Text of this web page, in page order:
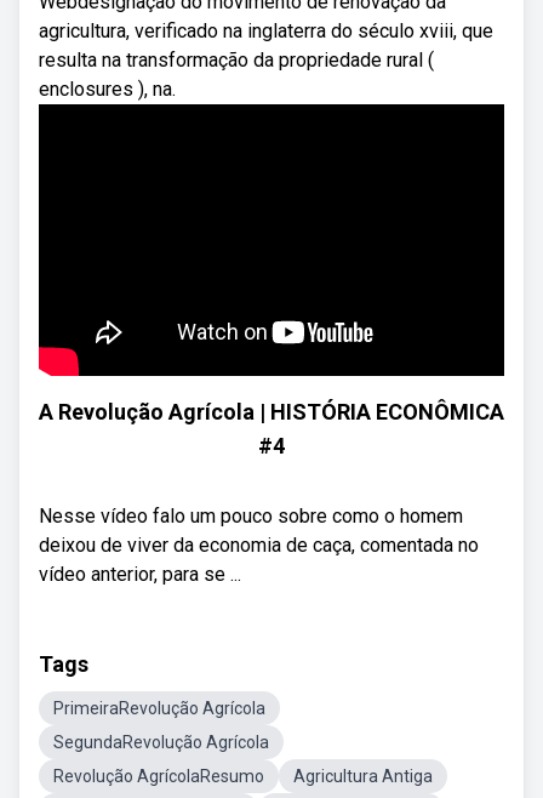
agricultura, verificado na inglaterra do século xviii, que
resulta na transformação da propriedade rural (
enclosures ), na.
A Revolução Agrícola | HISTÓRIA ECONÔMICA
#4
Nesse vídeo falo um pouco sobre como o homem
deixou de viver da economia de caça, comentada no
vídeo anterior, para se ...
Tags
PrimeiraRevolução Agrícola
SegundaRevolução Agrícola
Revolução AgrícolaResumo
Agricultura Antiga